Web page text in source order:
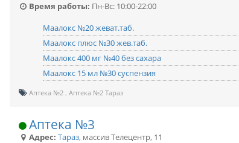
Время работы: Пн-Вс: 10:00-22:00
Маалокс №20 жеват.таб.
Маалокс плюс №30 жев.таб.
Маалокс 400 мг №40 без сахара
Маалокс 15 мл №30 суспензия
Аптека №2 Аптека №2 Тараз
Аптека №3
Адрес: Тараз, массив Телецентр, 11